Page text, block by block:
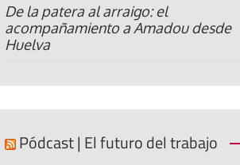
De la patera al arraigo: el
acompañamiento a Amadou desde
Huelva
Pódcast | El futuro del trabajo